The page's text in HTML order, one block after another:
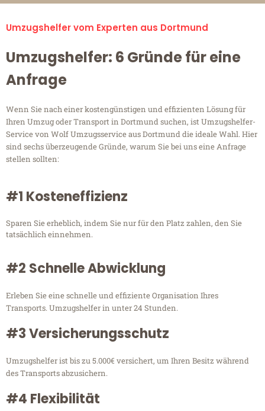
Umzugshelfer vom Experten aus Dortmund
Umzugshelfer: 6 Gründe für eine
Anfrage
Wenn Sie nach einer kostengünstigen und effizienten Lösung für
Ihren Umzug oder Transport in Dortmund suchen, ist Umzugshelfer-
Service von Wolf Umzugsservice aus Dortmund die ideale Wahl. Hier
sind sechs überzeugende Gründe, warum Sie bei uns eine Anfrage
stellen sollten:
#1 Kosteneffizienz
Sparen Sie erheblich, indem Sie nur für den Platz zahlen, den Sie
tatsächlich einnehmen.
#2 Schnelle Abwicklung
Erleben Sie eine schnelle und effiziente Organisation Ihres
Transports. Umzugshelfer in unter 24 Stunden.
#3 Versicherungsschutz
Umzugshelfer ist bis zu 5.000€ versichert, um Ihren Besitz während
des Transports abzusichern.
#4 Flexibilität